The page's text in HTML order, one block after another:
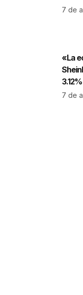
7 de
«La
3.12%
7 de